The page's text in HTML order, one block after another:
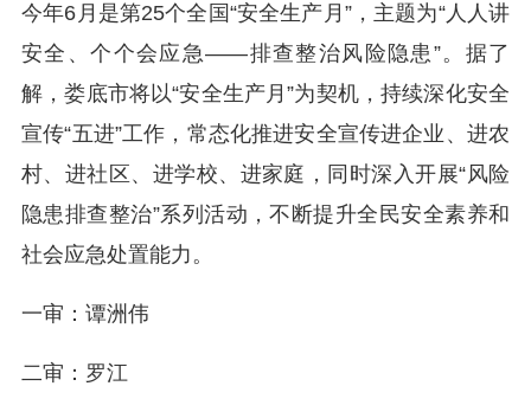
今年6月是第25个全国“安全生产月”，主题为“人人讲
安全、个个会应急——排查整治风险隐患”。据了
解，娄底市将以“安全生产月”为契机，持续深化安全
宣传“五进”工作，常态化推进安全宣传进企业、进农
村、进社区、进学校、进家庭，同时深入开展“风险
隐患排查整治”系列活动，不断提升全民安全素养和
社会应急处置能力。
一审：谭洲伟
二审：罗江